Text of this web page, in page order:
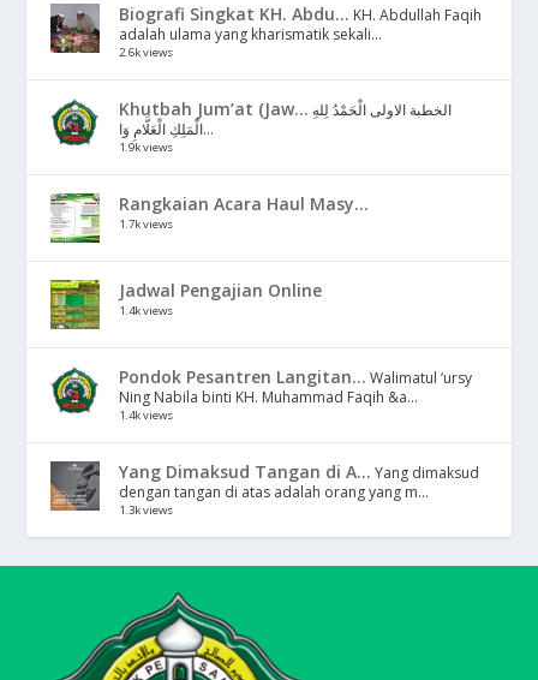
Biografi Singkat KH. Abdu... KH. Abdullah Faqih
adalah ulama yang kharismatik sekali...
2.6k views
Khutbah Jum’at (Jaw... الخطبة الاولى الْحَمْدُ لِلهِ
الْمَلِكِ الْعَلَّامِ وَا...
1.9k views
Rangkaian Acara Haul Masy...
1.7k views
Jadwal Pengajian Online
1.4k views
Pondok Pesantren Langitan... Walimatul ‘ursy
Ning Nabila binti KH. Muhammad Faqih &a...
1.4k views
Yang Dimaksud Tangan di A... Yang dimaksud
dengan tangan di atas adalah orang yang m...
1.3k views